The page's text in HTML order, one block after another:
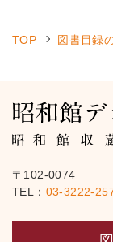
TOP 図書目録
〒102-0074
TEL： 03-3222-